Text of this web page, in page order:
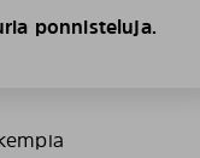
ponnisteluja.